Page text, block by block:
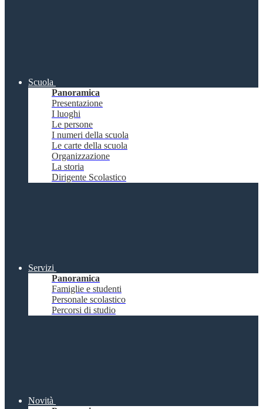
Scuola
Panoramica
Presentazione
I luoghi
Le persone
I numeri della scuola
Le carte della scuola
Organizzazione
La storia
Dirigente Scolastico
Servizi
Panoramica
Famiglie e studenti
Personale scolastico
Percorsi di studio
Novità